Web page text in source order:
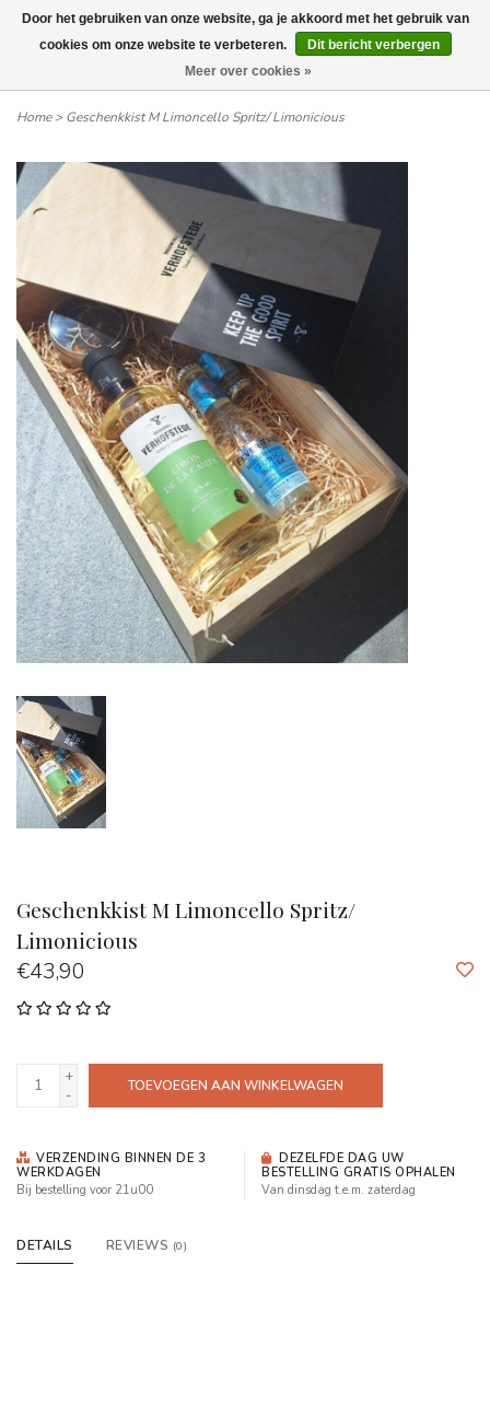
Wij leveren tot aan uw deur. Afhalen is mogelijk.
Home>Geschenkkist M Limoncello Spritz/ Limonicious
Geschenkkist M Limoncello Spritz/
Limonicious
€43,90
+
-
TOEVOEGEN AAN WINKELWAGEN
VERZENDING BINNEN DE 3
WERKDAGEN
Bij bestelling voor 21u00
DEZELFDE DAG UW
BESTELLING GRATIS OPHALEN
Van dinsdag t.e.m. zaterdag
DETAILS REVIEWS (0)
Door het gebruiken van onze website, ga je akkoord met het gebruik van
cookies om onze website te verbeteren.
Dit bericht verbergen
Meer over cookies »